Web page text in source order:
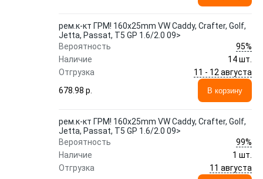
рем.к-кт ГРМ! 160x25mm VW Caddy, Crafter, Golf,
Jetta, Passat, T5 GP 1.6/2.0 09>
Вероятность
95%
Наличие
14 шт.
Отгрузка
11 - 12 августа
678.98 p.
В корзину
рем.к-кт ГРМ! 160x25mm VW Caddy, Crafter, Golf,
Jetta, Passat, T5 GP 1.6/2.0 09>
Вероятность
99%
Наличие
1 шт.
Отгрузка
11 августа